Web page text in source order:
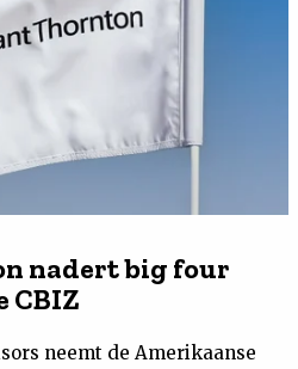
nadert big four
CBIZ
neemt de Amerikaanse